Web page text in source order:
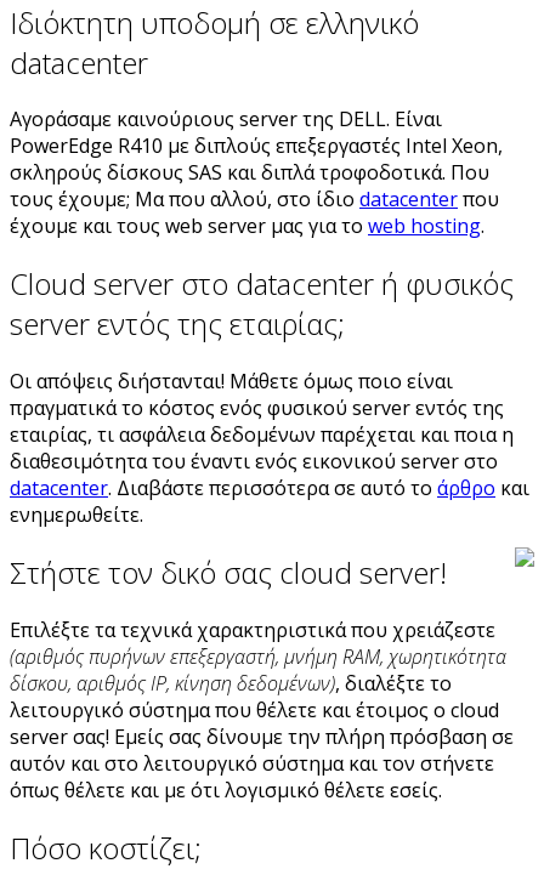
Ιδιόκτητη υποδομή σε ελληνικό
datacenter
Αγοράσαμε καινούριους server της DELL. Είναι
PowerEdge R410 με διπλούς επεξεργαστές Intel Xeon,
σκληρούς δίσκους SAS και διπλά τροφοδοτικά. Που
τους έχουμε; Μα που αλλού, στο ίδιο datacenterπου
έχουμε και τους web server μας για το web hosting.
Cloud server στο datacenter ή φυσικός
server εντός της εταιρίας;
Οι απόψεις διήστανται! Μάθετε όμως ποιο είναι
πραγματικά το κόστος ενός φυσικού server εντός της
εταιρίας, τι ασφάλεια δεδομένων παρέχεται και ποια η
διαθεσιμότητα του έναντι ενός εικονικού server στο
datacenter. Διαβάστε περισσότερα σε αυτό το άρθρο και
ενημερωθείτε.
Στήστε τον δικό σας cloud server!
Επιλέξτε τα τεχνικά χαρακτηριστικά που χρειάζεστε
(αριθμός πυρήνων επεξεργαστή, μνήμη RAM, χωρητικότητα
δίσκου, αριθμός IP, κίνηση δεδομένων), διαλέξτε το
λειτουργικό σύστημα που θέλετε και έτοιμος ο cloud
server σας! Εμείς σας δίνουμε την πλήρη πρόσβαση σε
αυτόν και στο λειτουργικό σύστημα και τον στήνετε
όπως θέλετε και με ότι λογισμικό θέλετε εσείς.
Πόσο κοστίζει;